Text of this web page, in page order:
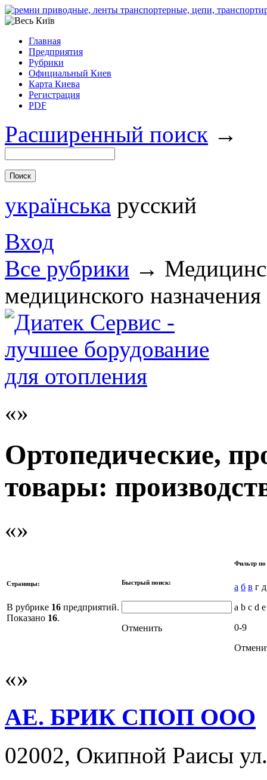
Главная
Предприятия
Рубрики
Официальный Киев
Карта Киева
Регистрация
PDF
Расширенный поиск →
українська русский
Вход
Все рубрики →
медицинского назначения
Ортопедические,
товары:
Страницы:
В рубрике 16 предприятий.
Показано 16.
Быстрый поиск:
Отменить
Фильтр по
а б в г
a b c d
0-9
АЕ. БРИК СПОП ООО
02002, Окипной Раисы